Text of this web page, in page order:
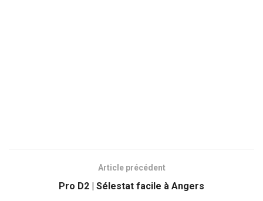
Article précédent
Pro D2 | Sélestat facile à Angers